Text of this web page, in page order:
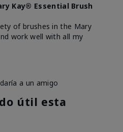
Kay® Essential Brush
of brushes in the Mary
work well with all my
a un amigo
útil esta